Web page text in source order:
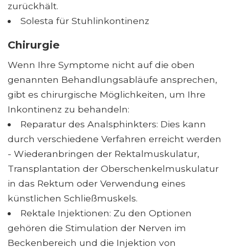
zurückhält.
Solesta für Stuhlinkontinenz
Chirurgie
Wenn Ihre Symptome nicht auf die oben
genannten Behandlungsabläufe ansprechen,
gibt es chirurgische Möglichkeiten, um Ihre
Inkontinenz zu behandeln:
Reparatur des Analsphinkters: Dies kann
durch verschiedene Verfahren erreicht werden
- Wiederanbringen der Rektalmuskulatur,
Transplantation der Oberschenkelmuskulatur
in das Rektum oder Verwendung eines
künstlichen Schließmuskels.
Rektale Injektionen: Zu den Optionen
gehören die Stimulation der Nerven im
Beckenbereich und die Injektion von